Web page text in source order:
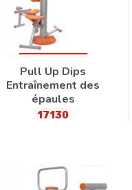
Pull Up Dips
Entraînement des
épaules
17130